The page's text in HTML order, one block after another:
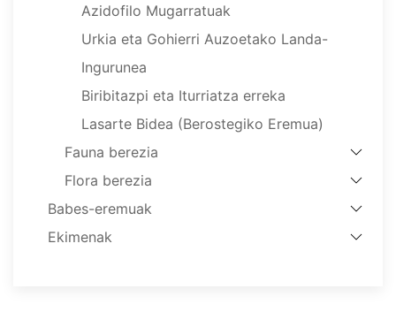
Azidofilo Mugarratuak
Urkia eta Gohierri Auzoetako Landa-
Ingurunea
Biribitazpi eta Iturriatza erreka
Lasarte Bidea (Berostegiko Eremua)
Fauna berezia
Flora berezia
Babes-eremuak
Ekimenak